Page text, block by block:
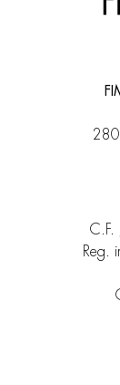
C.F.
Reg.